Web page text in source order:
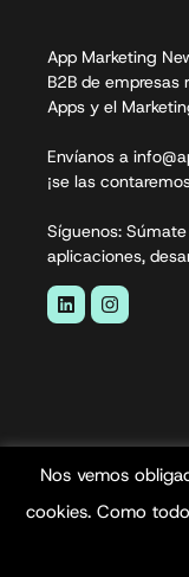
App Marketing
B2B de
Apps y el
Envíanos a
¡se las
Síguenos:
aplicaciones,
App Marketing
Nos vemos
cookies. Como